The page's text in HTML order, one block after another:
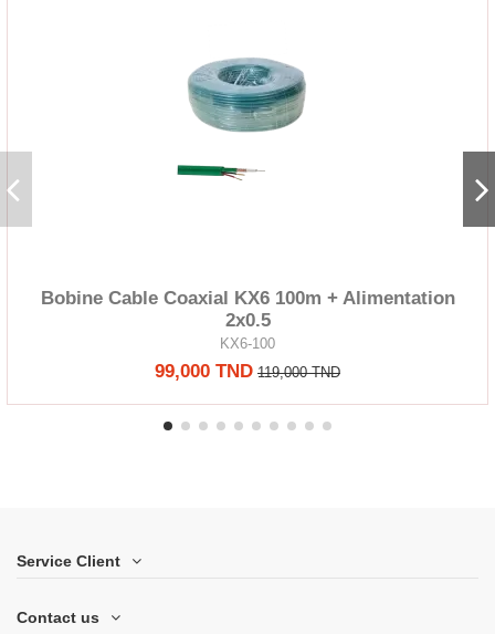
Bobine Cable Coaxial KX6 100m + Alimentation
2x0.5
KX6-100
99,000 TND 119,000 TND
Service Client
Contact us